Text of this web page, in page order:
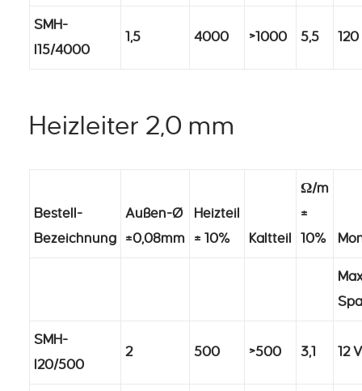
SMH-
I15/4000
1,5 4000 >1000 5,5 120
Heizleiter 2,0 mm
Bestell-
Bezeichnung
Außen-Ø
±0,08mm
Heizteil
± 10%
Kaltteil
Ω/m
±
10%
SMH-
I20/500
2 500 >500 3,1 12 V